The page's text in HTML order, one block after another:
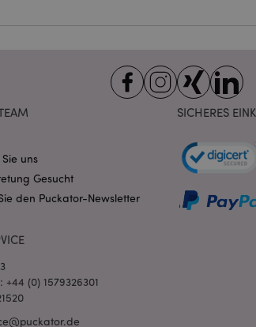
uns
Gesucht
den Puckator-Newsletter
(0) 1579326301
SICHERES
von
Adobe Inc.
1 Tag
Dieses
1 Tag 16
Stunden
auf der
Adobe Inc.
www.puckator.de